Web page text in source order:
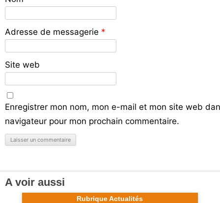
Adresse de messagerie *
Site web
Enregistrer mon nom, mon e-mail et mon site web
navigateur pour mon prochain commentaire.
A voir aussi
Rubrique Actualités